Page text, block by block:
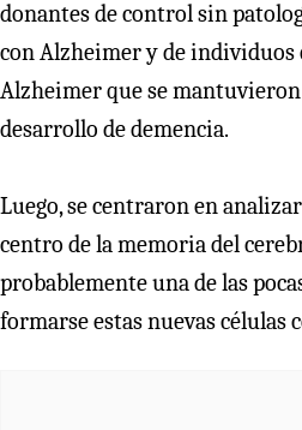
donantes de control sin
con Alzheimer y de individuos
Alzheimer que se
desarrollo de demencia.
Luego, se centraron en
centro de la memoria del
probablemente una de las
formarse estas nuevas células